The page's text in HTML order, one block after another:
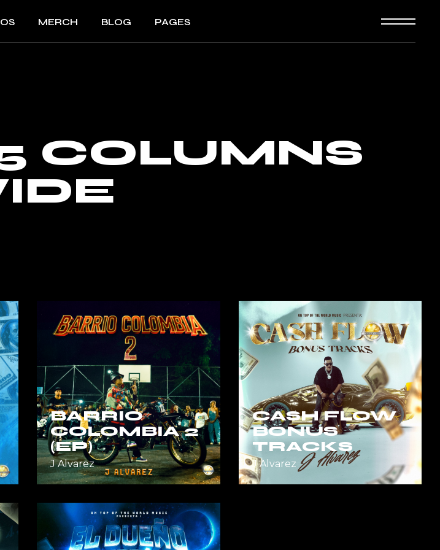
MERCH BLOG PAGES
COLUMNS
BARRIO
COLOMBIA 2
(EP)
J Alvarez
CASH FLOW
BONUS
TRACKS
J Alvarez